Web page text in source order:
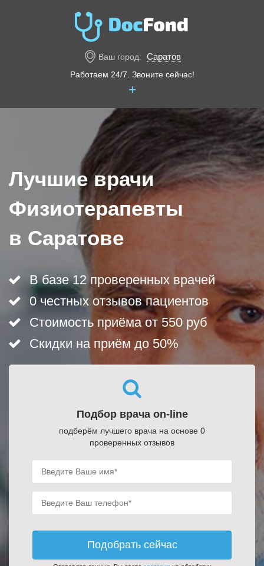
Ваш город: Саратов
Работаем 24/7. Звоните сейчас!
+
Лучшие врачи
Физиотерапевты
в Саратове
В базе 12 проверенных врачей
0 честных отзывов пациентов
Стоимость приёма от 550 руб
Скидки на приём до 50%
Подбор врача on-line
подберём лучшего врача на основе 0
проверенных отзывов
Подобрать сейчас